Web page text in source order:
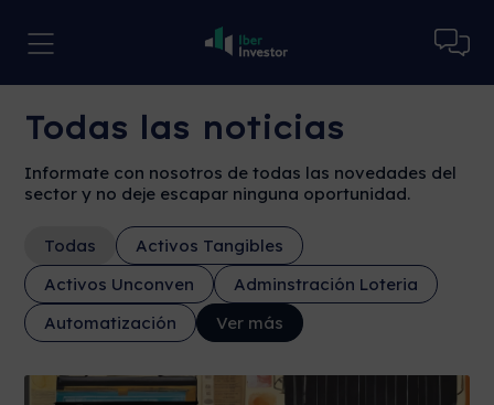
Todas las noticias
Informate con nosotros de todas las novedades del
sector y no deje escapar ninguna oportunidad.
Todas
Activos Tangibles
Activos Unconven
Adminstración Loteria
Automatización
Ver más